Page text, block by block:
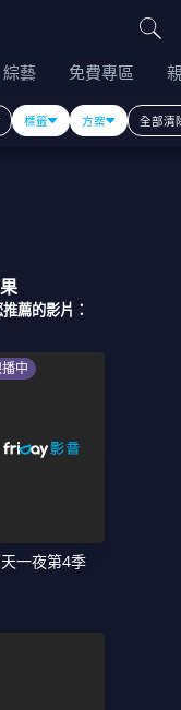
綜藝 免費專區
標籤 方案 全部清
薦的影片：
中
一夜第4季